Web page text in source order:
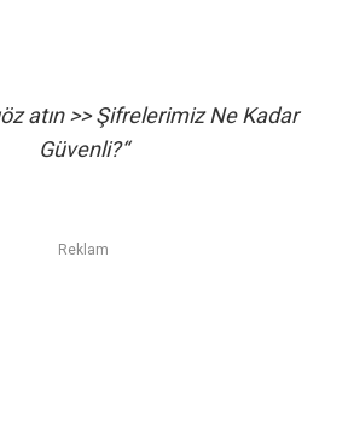
atın >>Şifrelerimiz Ne Kadar
Güvenli?“
Reklam